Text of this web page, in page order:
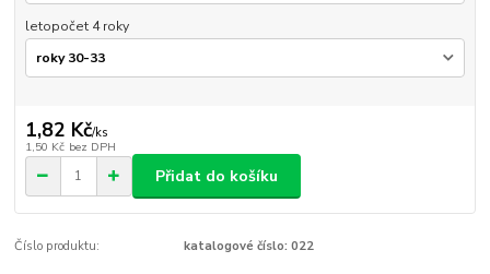
letopočet 4 roky
1,82 Kč/ks
1,50 Kč bez DPH
Přidat do košíku
Číslo produktu: katalogové číslo: 022